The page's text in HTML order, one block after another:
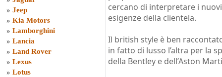
» Jeep
» Kia Motors
» Lamborghini
» Lancia
» Land Rover
» Lexus
» Lotus
cercano di interpretare i
esigenze della clientela.
Il british style è ben
in fatto di lusso l’altra per la
della Bentley e dell’Aston